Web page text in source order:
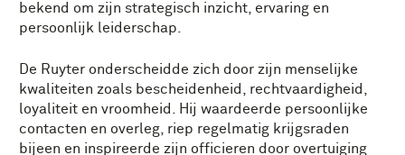
bekend om zijn strategisch inzicht, ervaring en
persoonlijk leiderschap.
De Ruyter onderscheidde zich door zijn menselijke
kwaliteiten zoals bescheidenheid, rechtvaardigheid,
loyaliteit en vroomheid. Hij waardeerde persoonlijke
contacten en overleg, riep regelmatig krijgsraden
bijeen en inspireerde zijn officieren door overtuiging